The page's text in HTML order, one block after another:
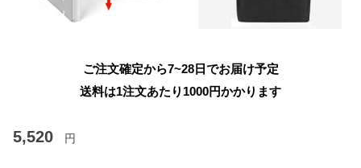
ご注文確定から7~28日でお届け予定
送料は1注文あたり 1000円かかります
5,520 円